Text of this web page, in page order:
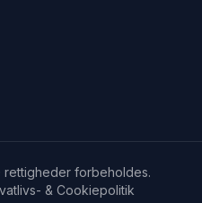
rettigheder forbeholdes.
& Cookiepolitik